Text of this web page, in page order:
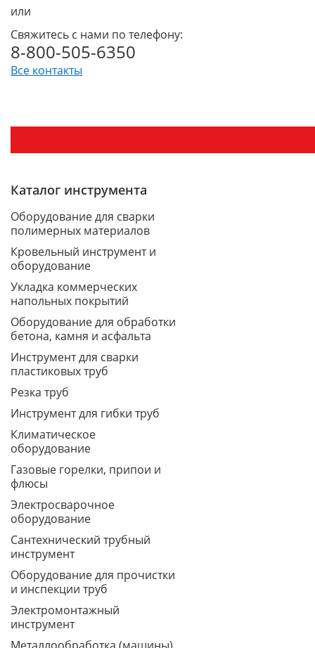
или
Свяжитесь с нами по телефону:
8-800-505-6350
Все контакты
Каталог инструмента
Оборудование для сварки
полимерных материалов
Кровельный инструмент и
оборудование
Укладка коммерческих
напольных покрытий
Оборудование для обработки
бетона, камня и асфальта
Инструмент для сварки
пластиковых труб
Резка труб
Инструмент для гибки труб
Климатическое
оборудование
Газовые горелки, припои и
флюсы
Электросварочное
оборудование
Сантехнический трубный
инструмент
Оборудование для прочистки
и инспекции труб
Электромонтажный
инструмент